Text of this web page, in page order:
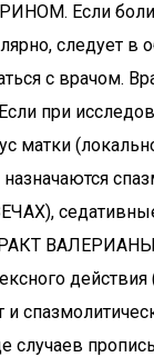
Если боли
следует в
с врачом.
при
матки
назначаются
и
случаев